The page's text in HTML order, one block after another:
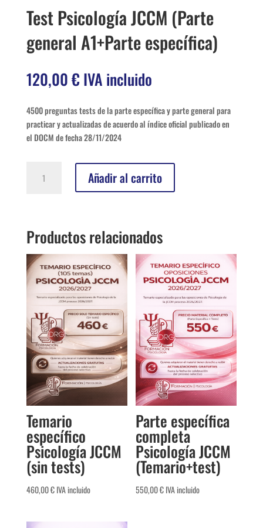
Test Psicología JCCM (Parte
general A1+Parte específica)
120,00€ IVA incluido
4500 preguntas tests de la parte específica y parte general para
practicar y actualizadas de acuerdo al índice oficial publicado en
el DOCM de fecha 28/11/2024
Psicología
A1+Parte
cantidad
Añadir al carrito
Productos relacionados
Temario
específico
Psicología JCCM
(sin tests)
460,00€ IVA incluido
Parte específica
completa
Psicología JCCM
(Temario+test)
550,00€IVA incluido